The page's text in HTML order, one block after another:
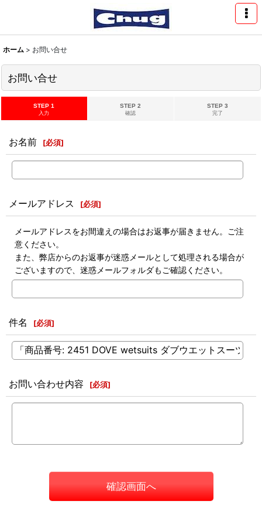
ホーム > お問い合せ
お問い合せ
STEP 1
入力
STEP 2
確認
STEP 3
完了
お名前 [必須]
メールアドレス [必須]
メールアドレスをお間違えの場合はお返事が届きません。ご注
意ください。
また、弊店からのお返事が迷惑メールとして処理される場合が
ございますので、迷惑メールフォルダもご確認ください。
件名 [必須]
お問い合わせ内容 [必須]
確認画面へ